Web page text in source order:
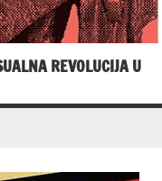
REVOLUCIJA U